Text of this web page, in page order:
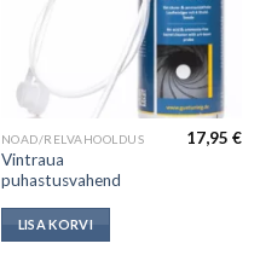
NOAD/RELVAHOOLDUS
Vintraua
puhastusvahend
17,95€
LISA KORVI